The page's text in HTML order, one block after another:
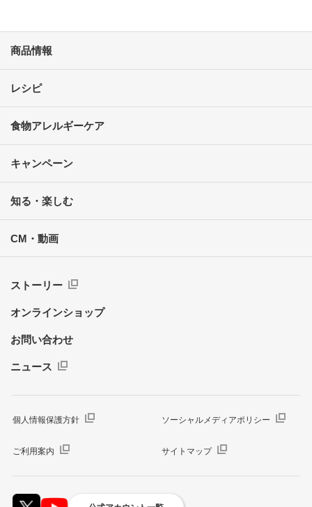
商品情報
レシピ
食物アレルギーケア
キャンペーン
知る・楽しむ
CM・動画
ストーリー
オンラインショップ
お問い合わせ
ニュース
個人情報保護方針 ソーシャルメディアポリシー
ご利用案内 サイトマップ